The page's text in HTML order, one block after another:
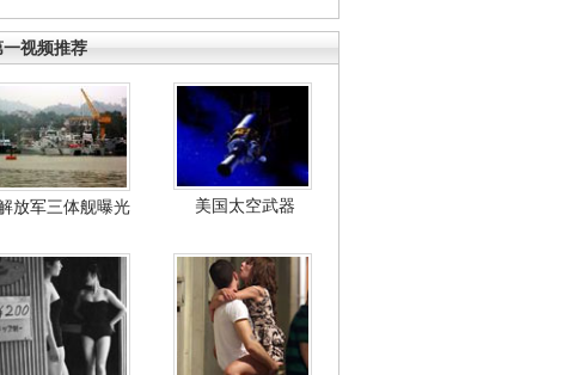
一视频推荐
放军三体舰曝光 美国太空武器